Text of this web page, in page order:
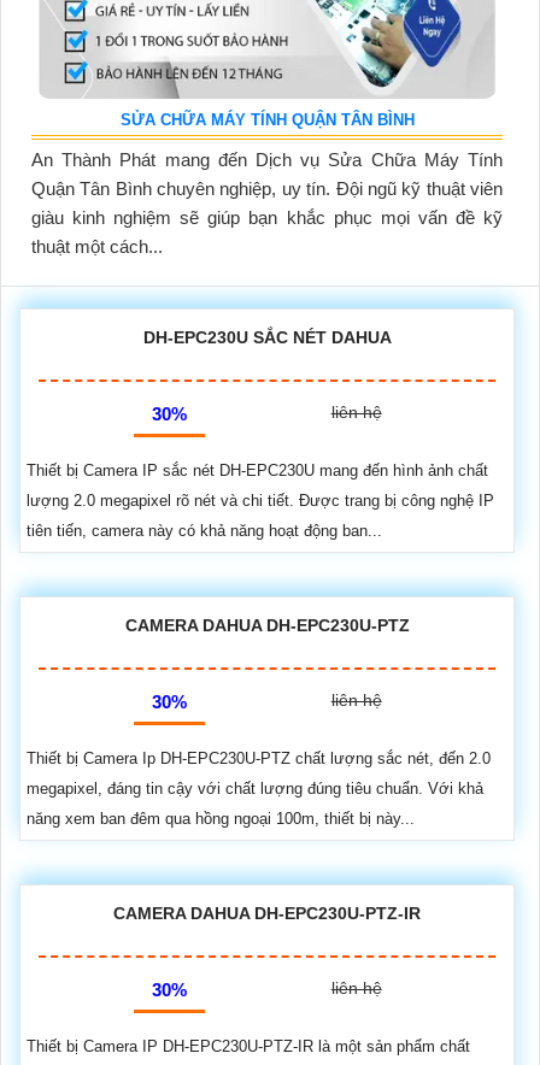
SỬA CHỮA MÁY TÍNH QUẬN TÂN BÌNH
An Thành Phát mang đến Dịch vụ Sửa Chữa Máy Tính
Quận Tân Bình chuyên nghiệp, uy tín. Đội ngũ kỹ thuật viên
giàu kinh nghiệm sẽ giúp bạn khắc phục mọi vấn đề kỹ
thuật một cách...
DH-EPC230U SẮC NÉT DAHUA
30% liên hệ
Thiết bị Camera IP sắc nét DH-EPC230U mang đến hình ảnh chất
lượng 2.0 megapixel rõ nét và chi tiết. Được trang bị công nghệ IP
tiên tiến, camera này có khả năng hoạt động ban...
CAMERA DAHUA DH-EPC230U-PTZ
30% liên hệ
Thiết bị Camera Ip DH-EPC230U-PTZ chất lượng sắc nét, đến 2.0
megapixel, đáng tin cậy với chất lượng đúng tiêu chuẩn. Với khả
năng xem ban đêm qua hồng ngoại 100m, thiết bị này...
CAMERA DAHUA DH-EPC230U-PTZ-IR
30% liên hệ
Thiết bị Camera IP DH-EPC230U-PTZ-IR là một sản phẩm chất